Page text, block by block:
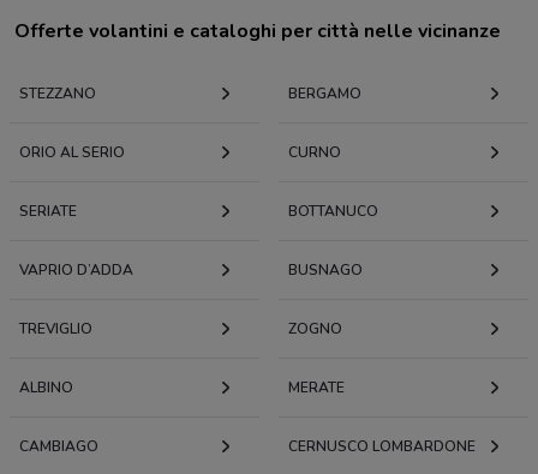
Offerte volantini e cataloghi per città nelle vicinanze
STEZZANO BERGAMO
ORIO AL SERIO CURNO
SERIATE BOTTANUCO
VAPRIO D’ADDA BUSNAGO
TREVIGLIO ZOGNO
ALBINO MERATE
CAMBIAGO CERNUSCO LOMBARDONE